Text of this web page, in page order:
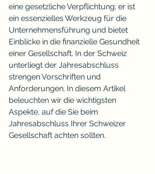
eine gesetzliche Verpflichtung; er ist
ein essenzielles Werkzeug für die
Unternehmensführung und bietet
Einblicke in die finanzielle Gesundheit
einer Gesellschaft. In der Schweiz
unterliegt der Jahresabschluss
strengen Vorschriften und
Anforderungen. In diesem Artikel
beleuchten wir die wichtigsten
Aspekte, auf die Sie beim
Jahresabschluss Ihrer Schweizer
Gesellschaft achten sollten.